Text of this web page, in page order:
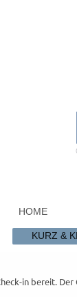
HOME
KURZ &
in bereit.